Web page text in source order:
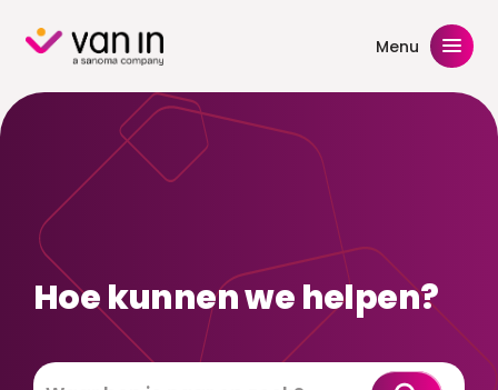
content Menu
Hoe kunnen we helpen?
Zoeken